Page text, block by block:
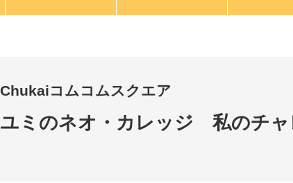
Chukaiコムコムスクエア
ユミのネオ・カレッジ 私のチャ